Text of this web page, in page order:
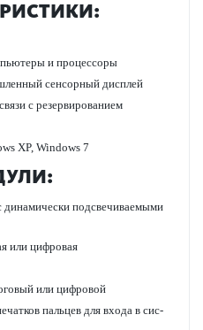
и процессоры
сенсорный дисплей
с рез­ерв­ированием
XP, Windows 7
динамически подсвечиваемыми
или цифр­овая
или цифр­овой
пальцев для входа в сис­